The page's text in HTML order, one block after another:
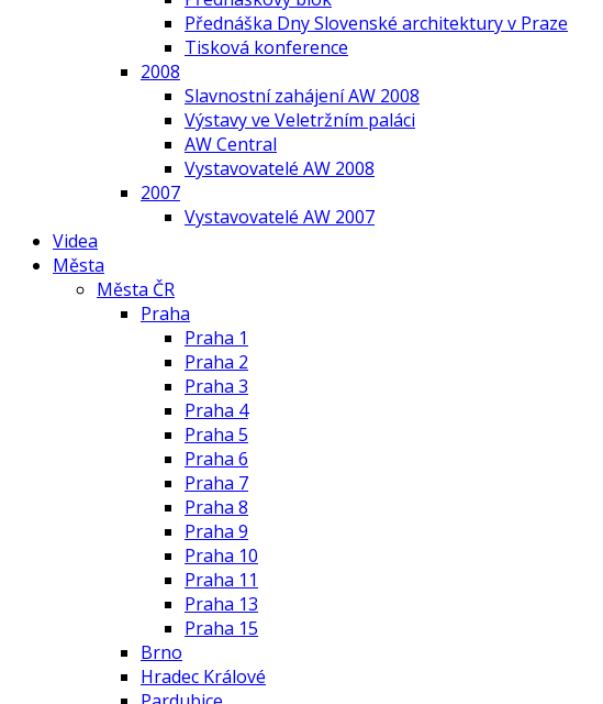
Přednáška Dny Slovenské architektury v Praze
Tisková konference
2008
Slavnostní zahájení AW 2008
Výstavy ve Veletržním paláci
AW Central
Vystavovatelé AW 2008
2007
Vystavovatelé AW 2007
Videa
Města
Města ČR
Praha
Praha 1
Praha 2
Praha 3
Praha 4
Praha 5
Praha 6
Praha 7
Praha 8
Praha 9
Praha 10
Praha 11
Praha 13
Praha 15
Brno
Hradec Králové